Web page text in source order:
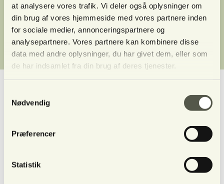
at analysere vores trafik. Vi deler også oplysninger om
din brug af vores hjemmeside med vores partnere inden
for sociale medier, annonceringspartnere og
analysepartnere. Vores partnere kan kombinere disse
data med andre oplysninger, du har givet dem, eller som
de har indsamlet fra din brug af deres tjenester.
Nødvendig
Præferencer
Statistik
Handelsbetingelser
Privatlivs-politik
Tilmeld nyhedsmail(current)
Fortrydelse af køb Log ind SHOP
Handelsbetingelser
Tilmeld nyhedsmail